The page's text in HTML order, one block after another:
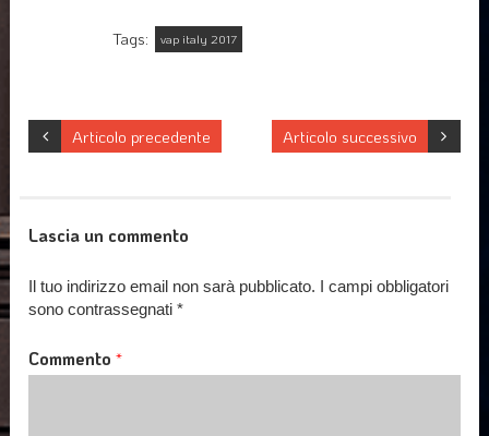
Tags: vap italy 2017
Articolo successivo
Articolo precedente
Lascia un commento
Il tuo indirizzo email non sarà pubblicato. I campi obbligatori
sono contrassegnati*
Commento*